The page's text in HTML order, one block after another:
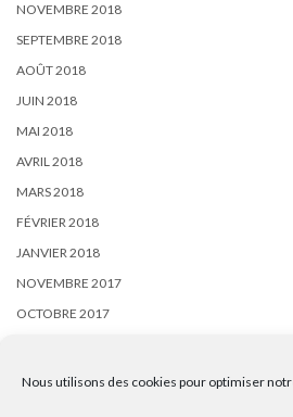
Nous utilisons des cookies pour optimiser
NOVEMBRE 2018
SEPTEMBRE 2018
AOÛT 2018
JUIN 2018
MAI 2018
AVRIL 2018
MARS 2018
FÉVRIER 2018
JANVIER 2018
NOVEMBRE 2017
OCTOBRE 2017
AOÛT 2017